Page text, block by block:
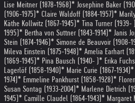
Lise Meitner (1878-1968) * Josephine Baker
(1906-1975) * Claire Waldoff (1884-1957) *
Käthe Kollwitz (1867-1945) * Tina Turner (1939- )
1995) * Bertha von Suttner (1843-1914) * Janis
Stein (1874-1946) * Simone de Beauvoir (1908-
Mileva Einstein (1875-1948) * Amelia Earhart
(1869-1945) * Pina Bausch (1940- ) * Erika
Lagerlöf (1858-1940) * Marie Curie (1867-1934) *
1974) * Emmeline Pankhurst (1858-1928) *
Susan Sontag (1933-2004) * Marlene Dietrich
1945) * Camille Claudel (1864-1943) * Margaret